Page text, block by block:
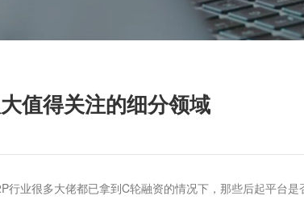
值得关注的细分领域
业很多大佬都已拿到C轮融资的情况下，那些后起平台是